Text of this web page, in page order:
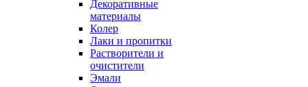
Декоративные
материалы
Колер
Лаки и пропитки
Растворители и
очистители
Эмали